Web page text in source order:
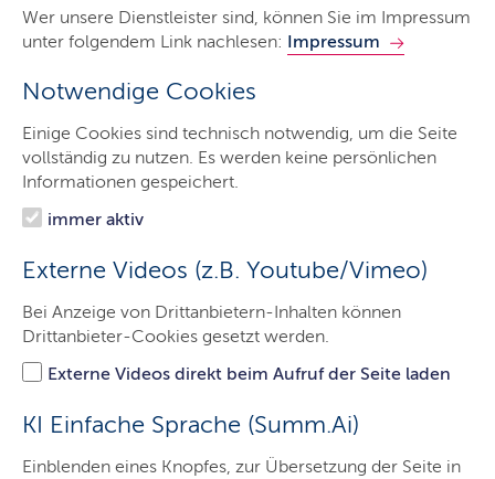
Wer unsere Dienstleister sind, können Sie im Impressum
unter folgendem Link nachlesen: Impressum
Notwendige Cookies
Einige Cookies sind technisch notwendig, um die Seite
vollständig zu nutzen. Es werden keine persönlichen
Informationen gespeichert.
immer aktiv
Externe Videos (z.B. Youtube/Vimeo)
Bei Anzeige von Drittanbietern-Inhalten können
Drittanbieter-Cookies gesetzt werden.
Externe Videos direkt beim Aufruf der Seite laden
KI Einfache Sprache (Summ.Ai)
Einblenden eines Knopfes, zur Übersetzung der Seite in
Start
Minister
Ministerium
Themen
Presse
Service